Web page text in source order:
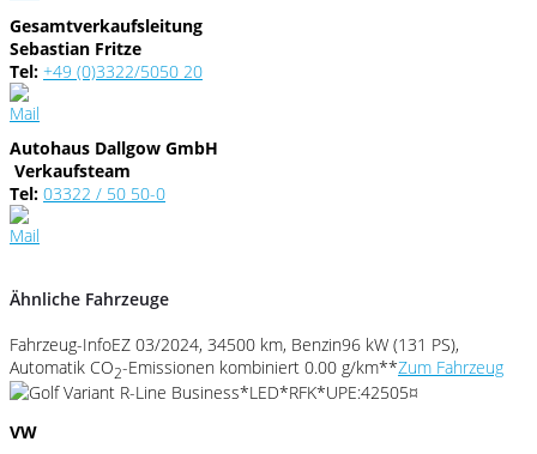
Gesamtverkaufsleitung
Sebastian Fritze
Tel: +49 (0)3322/5050 20
Autohaus Dallgow GmbH
Verkaufsteam
Tel: 03322 / 50 50-0
Ähnliche Fahrzeuge
Fahrzeug-InfoEZ 03/2024, 34500 km, Benzin96 kW (131 PS),
Automatik CO2-Emissionen kombiniert 0.00 g/km**Zum Fahrzeug
VW